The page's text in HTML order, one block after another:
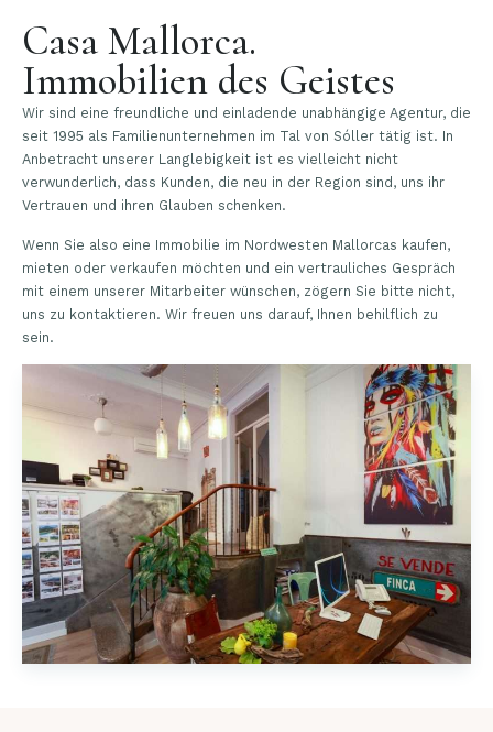
Casa Mallorca.
Immobilien des Geistes
Wir sind eine freundliche und einladende unabhängige Agentur, die
seit 1995 als Familienunternehmen im Tal von Sóller tätig ist. In
Anbetracht unserer Langlebigkeit ist es vielleicht nicht
verwunderlich, dass Kunden, die neu in der Region sind, uns ihr
Vertrauen und ihren Glauben schenken.
Wenn Sie also eine Immobilie im Nordwesten Mallorcas kaufen,
mieten oder verkaufen möchten und ein vertrauliches Gespräch
mit einem unserer Mitarbeiter wünschen, zögern Sie bitte nicht,
uns zu kontaktieren. Wir freuen uns darauf, Ihnen behilflich zu
sein.